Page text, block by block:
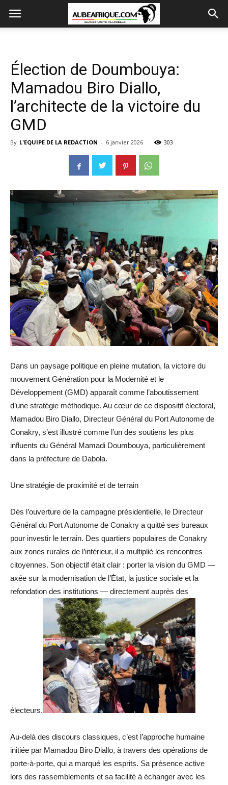
Élection de Doumbouya:
Mamadou Biro Diallo,
l’architecte de la victoire du
GMD
By L'EQUIPE DE LA REDACTION - 6 janvier 2026 303
Dans un paysage politique en pleine mutation, la victoire du
mouvement Génération pour la Modernité et le
Développement (GMD) apparaît comme l’aboutissement
d’une stratégie méthodique. Au cœur de ce dispositif électoral,
Mamadou Biro Diallo, Directeur Général du Port Autonome de
Conakry, s’est illustré comme l’un des soutiens les plus
influents du Général Mamadi Doumbouya, particulièrement
dans la préfecture de Dabola.
Une stratégie de proximité et de terrain
Dès l’ouverture de la campagne présidentielle, le Directeur
Général du Port Autonome de Conakry a quitté ses bureaux
pour investir le terrain. Des quartiers populaires de Conakry
aux zones rurales de l’intérieur, il a multiplié les rencontres
citoyennes. Son objectif était clair : porter la vision du GMD —
axée sur la modernisation de l’État, la justice sociale et la
refondation des institutions — directement auprès des
électeurs.
Au-delà des discours classiques, c’est l’approche humaine
initiée par Mamadou Biro Diallo, à travers des opérations de
porte-à-porte, qui a marqué les esprits. Sa présence active
lors des rassemblements et sa facilité à échanger avec les